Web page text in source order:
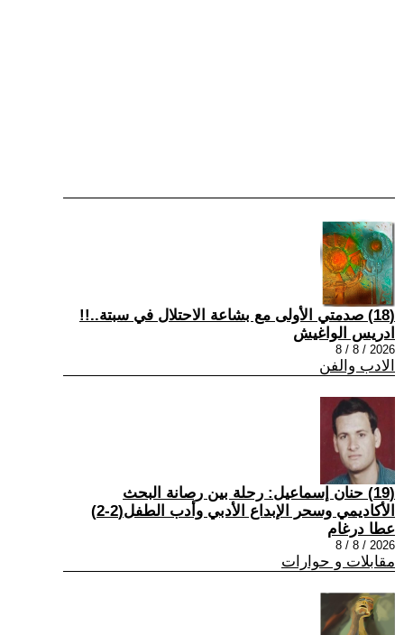
(18) صدمتي الأولى مع بشاعة الاحتلال في سبتة..!!
ادريس الواغيش
2026 / 8 / 8
الادب والفن
(19) حنان إسماعيل: رحلة بين رصانة البحث
الأكاديمي وسحر الإبداع الأدبي وأدب الطفل(2-2)
عطا درغام
2026 / 8 / 8
مقابلات و حوارات